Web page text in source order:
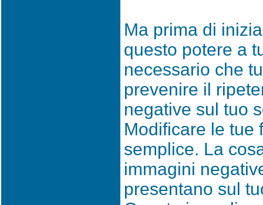
Ma prima di
questo potere a
necessario che
prevenire il
negative sul tuo
Modificare le tue
semplice. La
immagini
presentano sul